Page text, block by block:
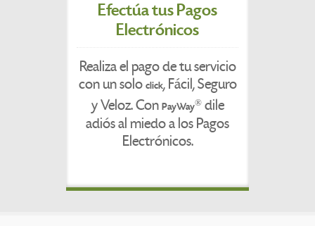
Efectúa tus Pagos
Electrónicos
Realiza el pago de tu servicio
con un solo click, Fácil, Seguro
y Veloz. Con PayWay®dile
adiós al miedo a los Pagos
Electrónicos.